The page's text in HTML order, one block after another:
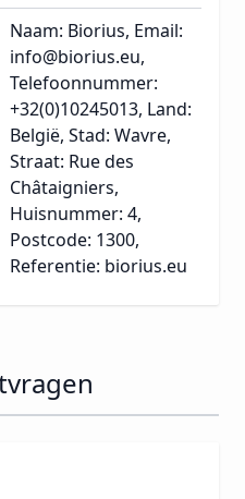
Naam: Biorius, Email:
info@biorius.eu,
Telefoonnummer:
+32(0)10245013, Land:
België, Stad: Wavre,
Straat: Rue des
Châtaigniers,
Huisnummer: 4,
Postcode: 1300,
Referentie: biorius.eu